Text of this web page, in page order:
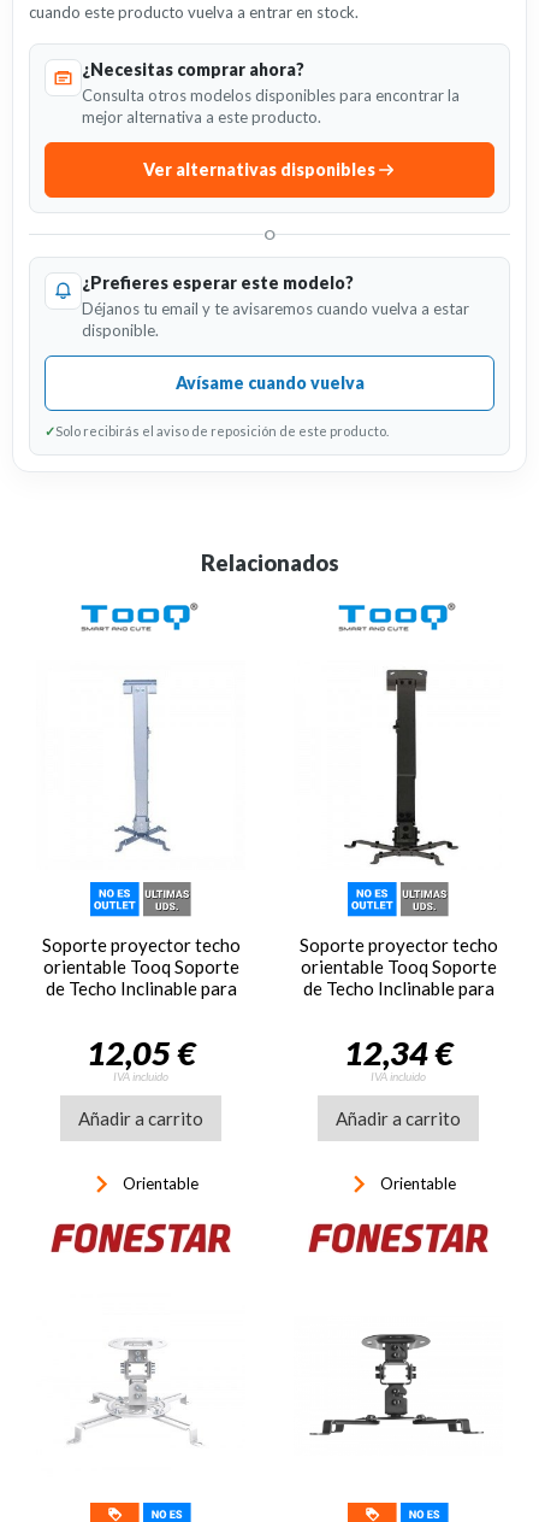
cuando este producto vuelva a entrar en stock.
¿Necesitas comprar ahora?
Consulta otros modelos disponibles para encontrar la
mejor alternativa a este producto.
Ver alternativas disponibles
O
¿Prefieres esperar este modelo?
Déjanos tu email y te avisaremos cuando vuelva a estar
disponible.
Avísame cuando vuelva
✓Solo recibirás el aviso de reposición de este producto.
Relacionados
Soporte proyector techo
orientable Tooq Soporte
de Techo Inclinable para
12,05 €
IVA incluido
Añadir a carrito
keyboard_arrow_right Orientable
Soporte proyector techo
orientable Tooq Soporte
de Techo Inclinable para
12,34 €
IVA incluido
Añadir a carrito
keyboard_arrow_right Orientable